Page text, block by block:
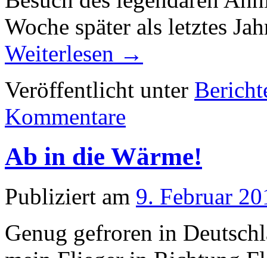
Woche später als letztes
Weiterlesen →
Veröffentlicht unter
Kommentare
Ab in die Wärme!
Publiziert am 9. Februar
Genug gefroren in